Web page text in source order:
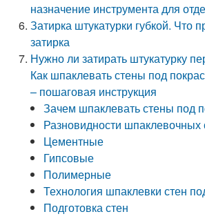
назначение инструмента для
Затирка штукатурки губкой. Что
затирка
Нужно ли затирать штукатурку
Как шпаклевать стены под
– пошаговая инструкция
Зачем шпаклевать стены под
Разновидности шпаклевочных
Цементные
Гипсовые
Полимерные
Технология шпаклевки стен
Подготовка стен